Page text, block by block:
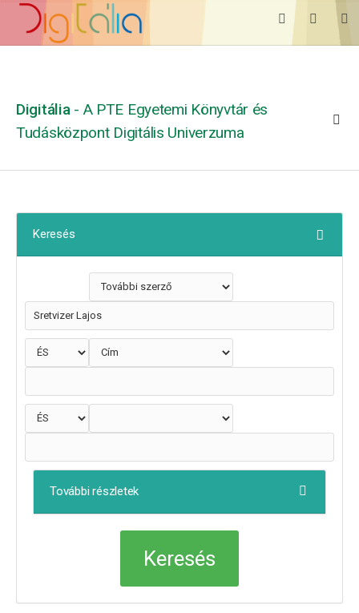
Digitália - A PTE Egyetemi Könyvtár és
Tudásközpont Digitális Univerzuma
Keresés
További részletek